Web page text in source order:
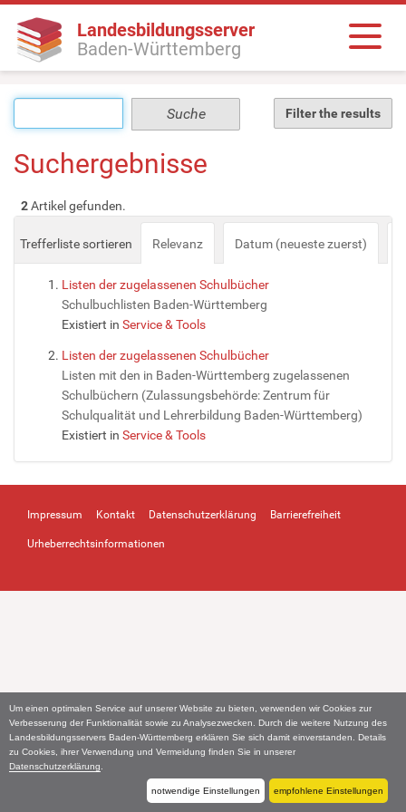
Um einen optimalen Service auf unserer Website zu bieten, verwenden wir Cookies zur
Verbesserung der Funktionalität sowie zu Analysezwecken. Durch die weitere Nutzung des
Landesbildungsservers Baden-Württemberg erklären Sie sich damit einverstanden. Details
zu Cookies, ihrer Verwendung und Vermeidung finden Sie in unserer
Datenschutzerklärung
notwendige Einstellungen empfohlene Einstellungen
Landesbildungsserver
Baden-Württemberg
Filter the results
Suchergebnisse
2Artikel gefunden.
Trefferliste sortieren Relevanz Datum (neueste zuerst)
Listen der zugelassenen Schulbücher
Schulbuchlisten Baden-Württemberg
Existiert in Service & Tools
Listen der zugelassenen Schulbücher
Listen mit den in Baden-Württemberg zugelassenen
Schulbüchern (Zulassungsbehörde: Zentrum für
Schulqualität und Lehrerbildung Baden-Württemberg)
Existiert in Service & Tools
Impressum Kontakt Datenschutzerklärung Barrierefreiheit
Urheberrechtsinformationen